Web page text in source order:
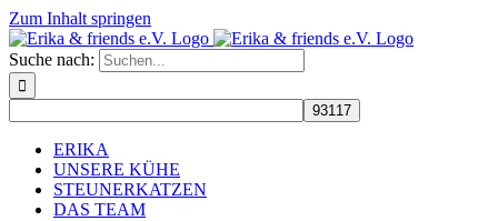
Zum Inhalt springen
Suche nach:
ERIKA
UNSERE KÜHE
STEUNERKATZEN
DAS TEAM